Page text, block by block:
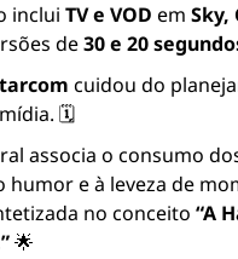
inclui TV e VOD em Sky,
de 30 e 20
cuidou do
🗓️
associa o consumo
humor e à leveza de
no conceito “A
🌟